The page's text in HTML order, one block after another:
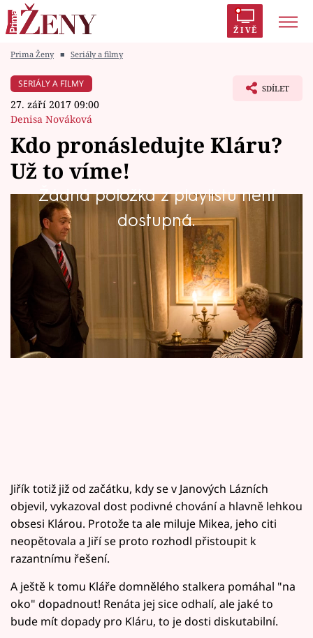
ŽIVĚ
Módní alarm
Témata
Celebrity
Vztahy
Seriály
Horoskopy
Sledujte prima+
Přihlášení
Sledujte nás
Prima Ženy ■ Seriály a filmy
SERIÁLY A FILMY
27. září 2017 09:00
Denisa Nováková
SDÍLET
Kdo pronásledujte Kláru?
Už to víme!
Žádná položka z playlistu není
dostupná.
Ale neříkejte, že jsi to od začátku také sami
nemysleli!
Jiřík totiž již od začátku, kdy se v Janových Lázních
objevil, vykazoval dost podivné chování a hlavně lehkou
obsesi Klárou. Protože ta ale miluje Mikea, jeho citi
neopětovala a Jiří se proto rozhodl přistoupit k
razantnímu řešení.
A ještě k tomu Kláře domnělého stalkera pomáhal "na
oko" dopadnout! Renáta jej sice odhalí, ale jaké to
bude mít dopady pro Kláru, to je dosti diskutabilní.